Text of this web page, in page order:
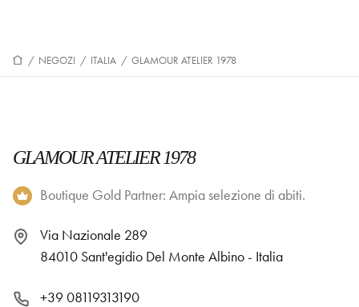
/ NEGOZI / ITALIA / GLAMOUR ATELIER 1978
GLAMOUR ATELIER 1978
Boutique Gold Partner: Ampia selezione di abiti.
Via Nazionale 289
84010 Sant'egidio Del Monte Albino - Italia
+39 08119313190